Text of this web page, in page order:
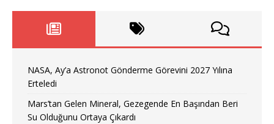
NASA, Ay’a Astronot Gönderme Görevini 2027 Yılına
Erteledi
Mars’tan Gelen Mineral, Gezegende En Başından Beri
Su Olduğunu Ortaya Çıkardı